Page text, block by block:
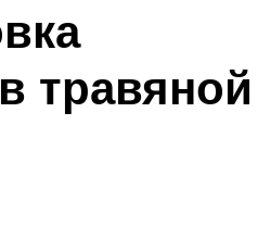
травяной